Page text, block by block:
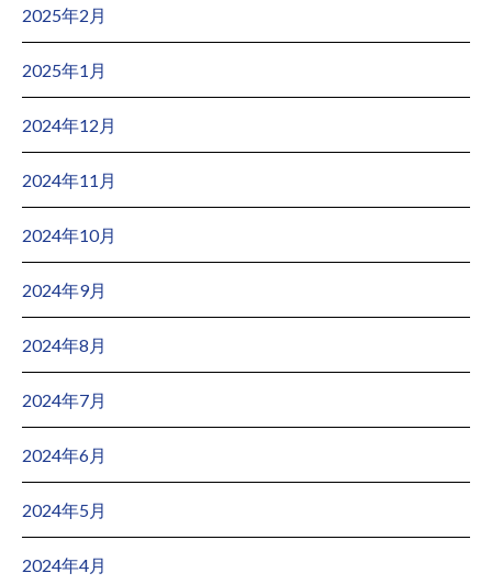
2025年2月
2025年1月
2024年12月
2024年11月
2024年10月
2024年9月
2024年8月
2024年7月
2024年6月
2024年5月
2024年4月